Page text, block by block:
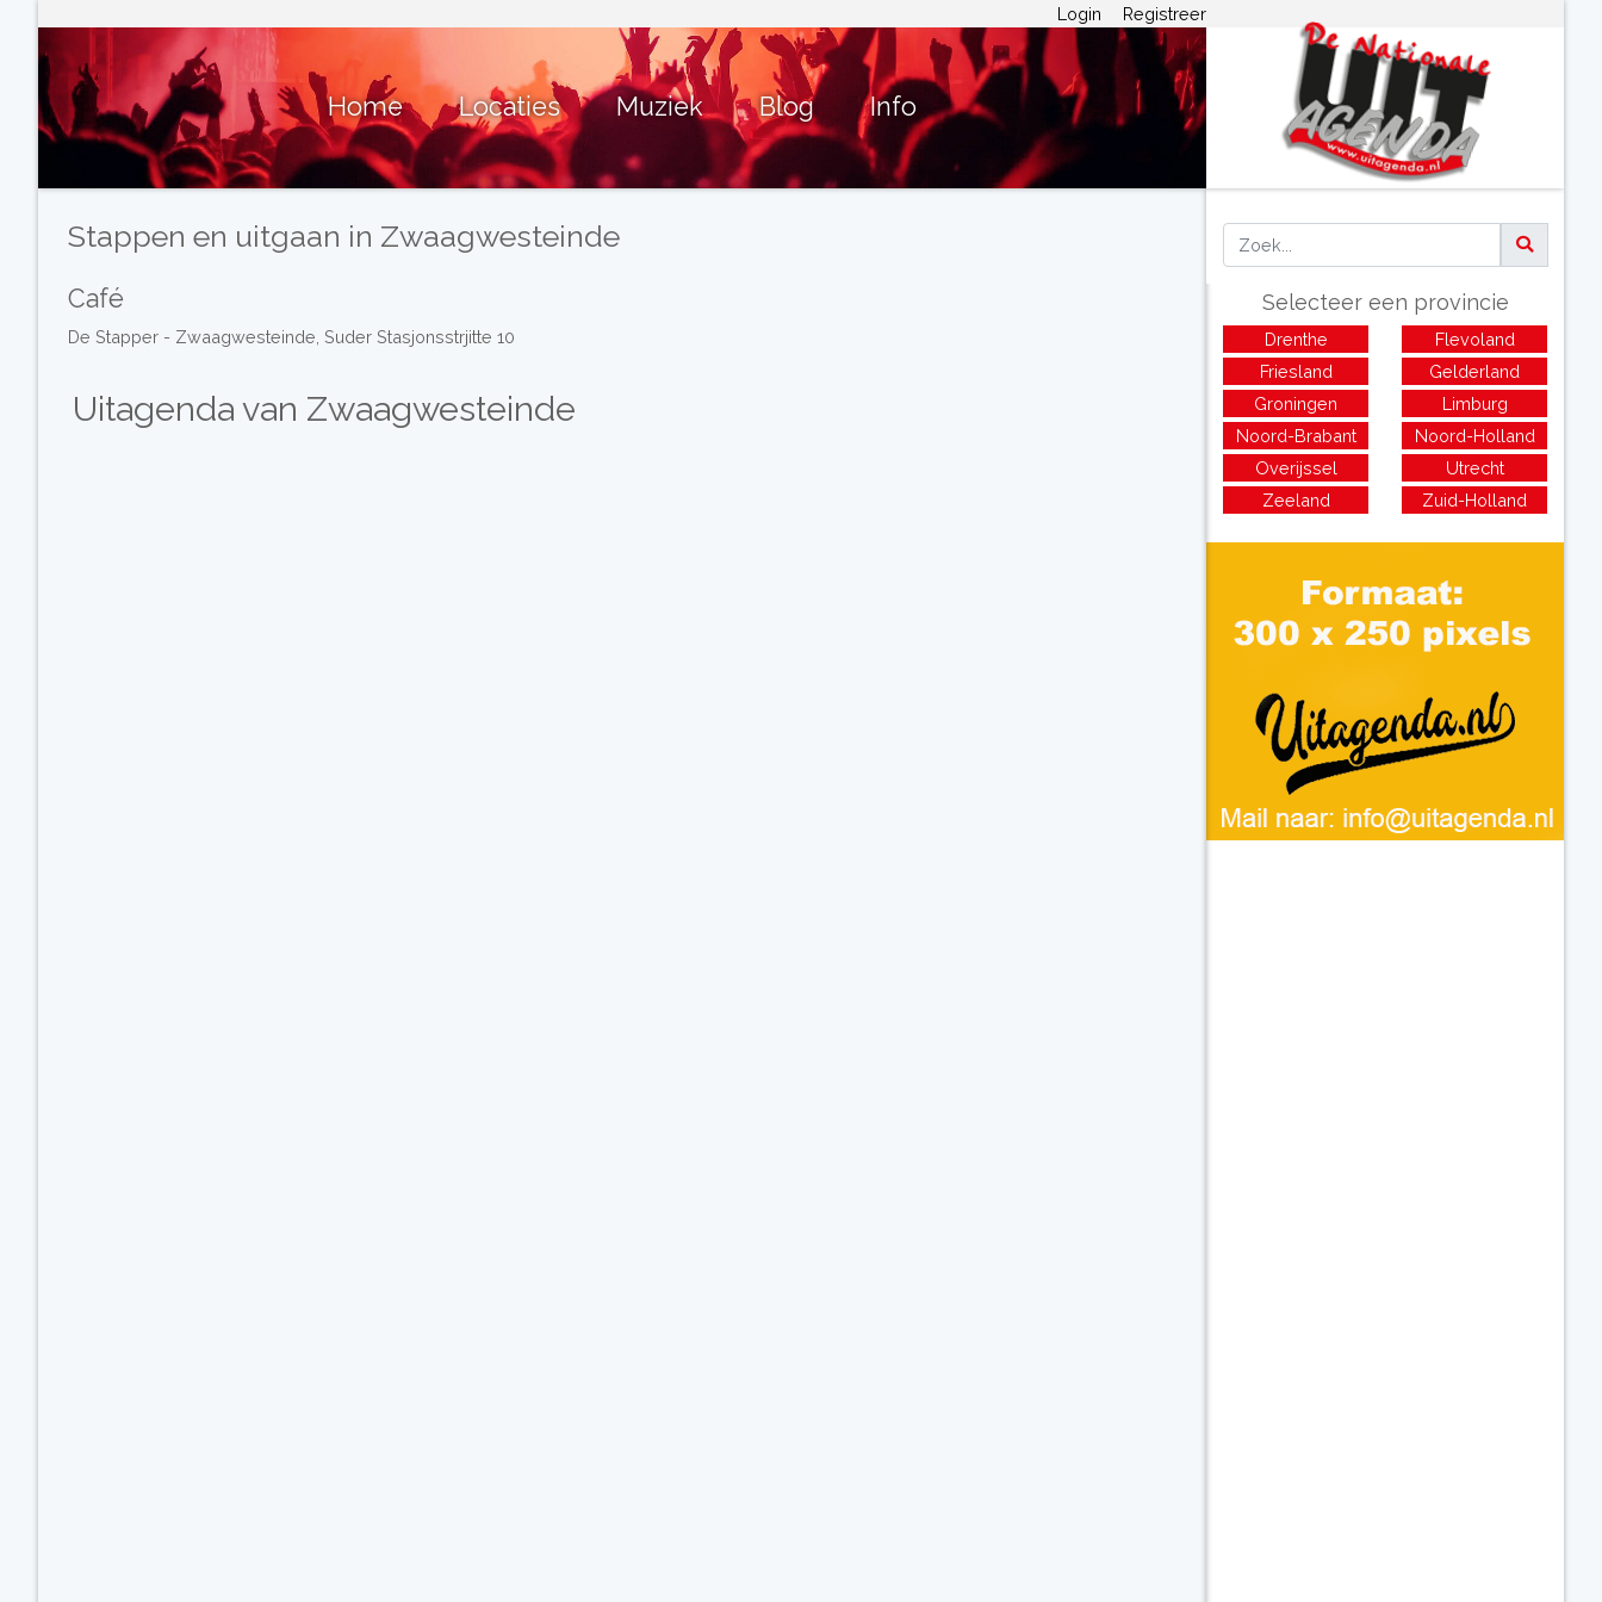
Login Registreer
Home Locaties Muziek Blog Info
Stappen en uitgaan in Zwaagwesteinde
Café
De Stapper - Zwaagwesteinde, Suder Stasjonsstrjitte 10
Uitagenda van Zwaagwesteinde
Selecteer een provincie
Drenthe
Flevoland
Friesland
Gelderland
Groningen
Limburg
Noord-Brabant
Noord-Holland
Overijssel
Utrecht
Zeeland
Zuid-Holland